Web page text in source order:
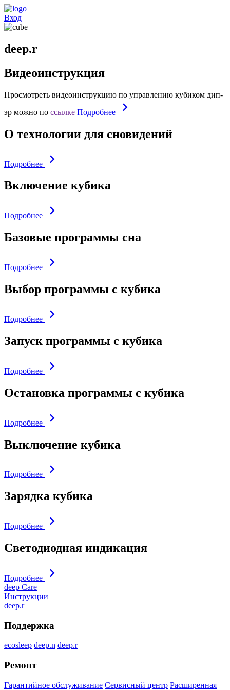
Вход
deep.r
Видеоинструкция
Просмотреть видеоинструкцию по управлению кубиком дип-
эр можно по ссылке Подробнее
О технологии для сновидений
Подробнее
Включение кубика
Подробнее
Базовые программы сна
Подробнее
Выбор программы с кубика
Подробнее
Запуск программы с кубика
Подробнее
Остановка программы с кубика
Подробнее
Выключение кубика
Подробнее
Зарядка кубика
Подробнее
Светодиодная индикация
Подробнее
deep Care
Инструкции
deep.r
Поддержка
ecosleep deep.n deep.r
Ремонт
Гарантийное обслуживание Сервисный центр Расширенная